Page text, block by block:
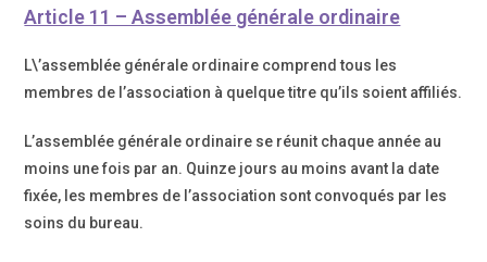
Article 11 – Assemblée générale ordinaire
L\’assemblée générale ordinaire comprend tous les
membres de l’association à quelque titre qu’ils soient affiliés.
L’assemblée générale ordinaire se réunit chaque année au
moins une fois par an. Quinze jours au moins avant la date
fixée, les membres de l’association sont convoqués par les
soins du bureau.